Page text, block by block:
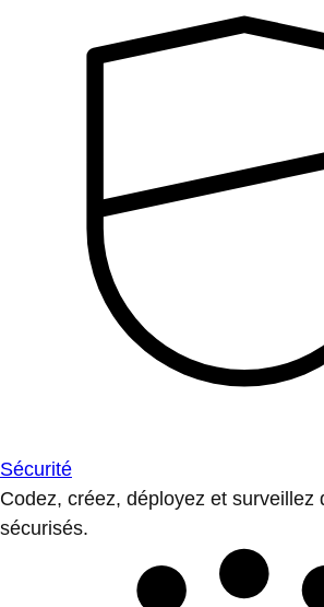
Sécurité
Codez, créez, déployez et surveillez
sécurisés.